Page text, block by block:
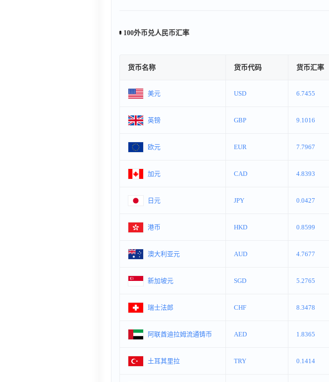
100外币兑人民币汇率
货币名称 货币代码 货币汇率
美元 USD 6.7455
英镑 GBP 9.1016
欧元 EUR 7.7967
加元 CAD 4.8393
日元 JPY 0.0427
港币 HKD 0.8599
澳大利亚元 AUD 4.7677
新加坡元 SGD 5.2765
瑞士法郎 CHF 8.3478
阿联酋迪拉姆流通铸币 AED 1.8365
土耳其里拉 TRY 0.1414